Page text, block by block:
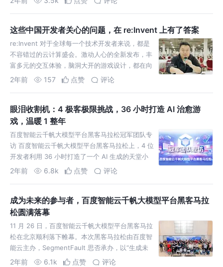
这些中国开发者关心的问题，在 re:Invent 上有了答案
re:Invent 对于全球每一个技术开发者来说，都是
不容错过的云计算盛会。激动人心的全新发布，丰
富多元的交互体验，脑洞大开的游戏设计，都在向
世界展示着亚马逊云科技无处不在的云，以及面向
2年前 157 点赞 评论
眼泪收割机：4 极客极限挑战，36 小时打造 AI 治愈游
戏，温暖 1 整年
百度智能云千帆大模型平台黑客马拉松冠军团队专
访 百度智能云千帆大模型平台黑客马拉松上，4 位
开发者利用 36 小时打造了一个 AI 生成的天堂小
岛，并将其命名为 “云端回响 Cloud Echoes
2年前 6.8k 点赞 评论
成为未来的参与者，百度智能云千帆大模型平台黑客马拉
松圆满落幕
11 月 26 日，百度智能云千帆大模型平台黑客马拉
松在北京顺利落下帷幕。本次黑客马拉松由百度智
能云主办，SegmentFault 思否承办，以“生成未
来，为我所用”为主题。
2年前 6.1k 点赞 评论